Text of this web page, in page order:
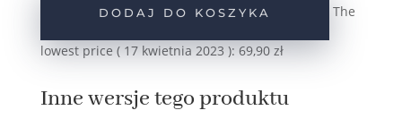
kwiatki
ciemnoróżowe
DODAJ DO KOSZYKA The
lowest price (17 kwietnia 2023 ): 69,90 zł
Inne wersje tego produktu